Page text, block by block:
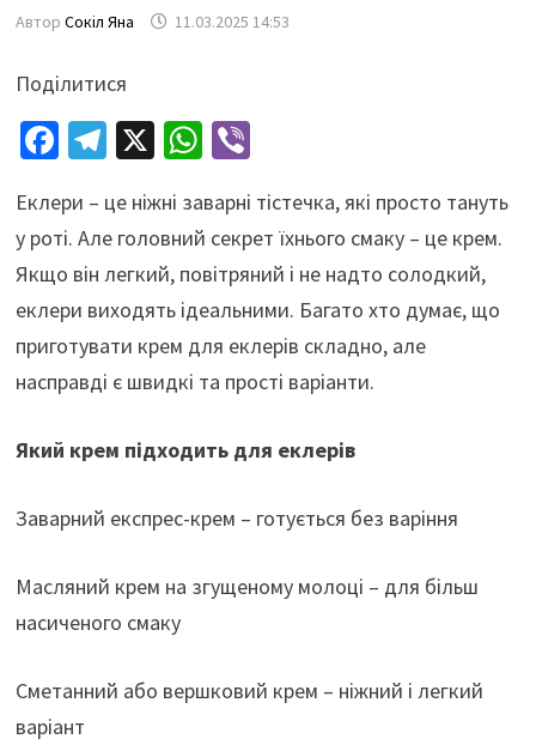
Автор Сокіл Яна 11.03.2025 14:53
Поділитися
Fa
b
o
o
k
Te
gr
a
m
X W
at
sA
p
p
Vi
er
Еклери – це ніжні заварні тістечка, які просто тануть
у роті. Але головний секрет їхнього смаку – це крем.
Якщо він легкий, повітряний і не надто солодкий,
еклери виходять ідеальними. Багато хто думає, що
приготувати крем для еклерів складно, але
насправді є швидкі та прості варіанти.
Який крем підходить для еклерів
Заварний експрес-крем – готується без варіння
Масляний крем на згущеному молоці – для більш
насиченого смаку
Сметанний або вершковий крем – ніжний і легкий
варіант